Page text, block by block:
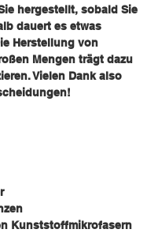
hergestellt, sobald Sie
dauert es etwas
Herstellung von
Mengen trägt dazu
Vielen Dank also
Kunststoffmikrofasern